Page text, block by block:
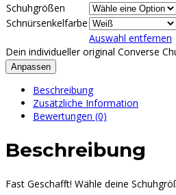
Schuhgrößen
Schnürsenkelfarbe
Auswahl entfernen
Dein individueller original Converse
Anpassen
Beschreibung
Zusätzliche Information
Bewertungen (0)
Beschreibung
Fast Geschafft! Wähle deine